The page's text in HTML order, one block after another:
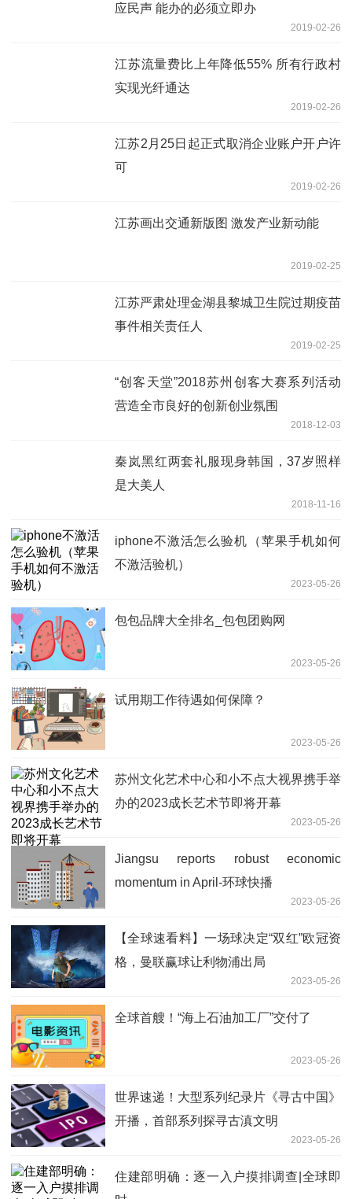
应民声 能办的必须立即办
2019-02-26
江苏流量费比上年降低55% 所有行政村
实现光纤通达
2019-02-26
江苏2月25日起正式取消企业账户开户许
可
2019-02-26
江苏画出交通新版图 激发产业新动能
2019-02-25
江苏严肃处理金湖县黎城卫生院过期疫苗
事件相关责任人
2019-02-25
“创客天堂”2018苏州创客大赛系列活动
营造全市良好的创新创业氛围
2018-12-03
秦岚黑红两套礼服现身韩国，37岁照样
是大美人
2018-11-16
iphone不激活怎么验机（苹果手机如何
不激活验机）
2023-05-26
包包品牌大全排名_包包团购网
2023-05-26
试用期工作待遇如何保障？
2023-05-26
苏州文化艺术中心和小不点大视界携手举
办的2023成长艺术节即将开幕
2023-05-26
Jiangsu reports robust economic
momentum in April-环球快播
2023-05-26
【全球速看料】一场球决定“双红”欧冠资
格，曼联赢球让利物浦出局
2023-05-26
全球首艘！“海上石油加工厂”交付了
2023-05-26
世界速递！大型系列纪录片《寻古中国》
开播，首部系列探寻古滇文明
2023-05-26
住建部明确：逐一入户摸排调查|全球即